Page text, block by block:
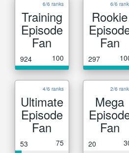
6/6 ranks
Training
Episode
Fan
924 100
6/6
Rookie
Fan
297
4/6 ranks
Ultimate
Episode
Fan
53 75
2/6
Mega
Fan
20